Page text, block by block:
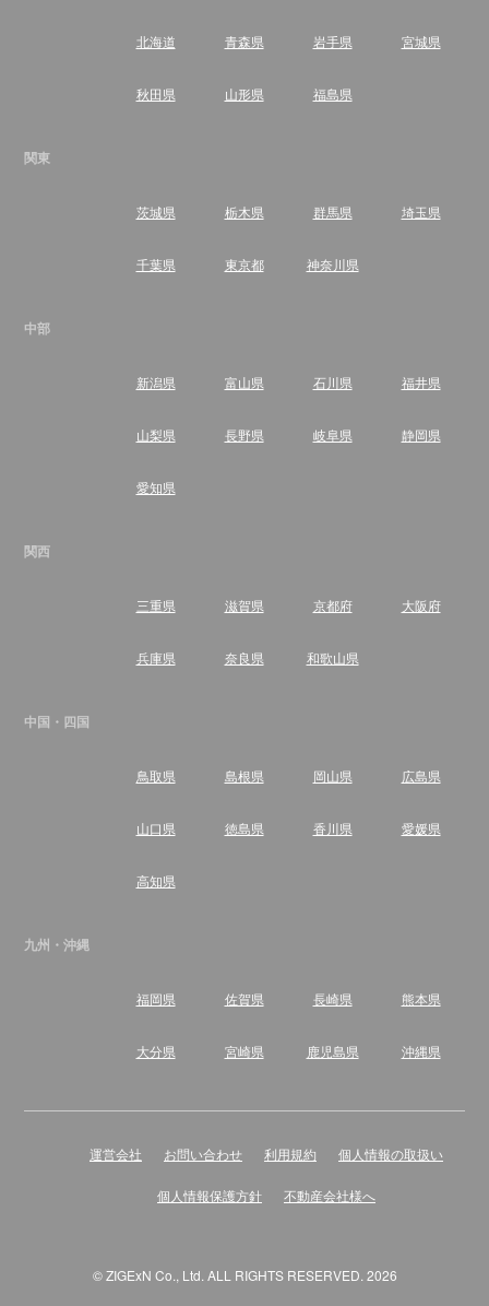
北海道 青森県 岩手県 宮城県
秋田県 山形県 福島県
関東
茨城県 栃木県 群馬県 埼玉県
千葉県 東京都 神奈川県
中部
新潟県 富山県 石川県 福井県
山梨県 長野県 岐阜県 静岡県
愛知県
関西
三重県 滋賀県 京都府 大阪府
兵庫県 奈良県 和歌山県
中国・四国
鳥取県 島根県 岡山県 広島県
山口県 徳島県 香川県 愛媛県
高知県
九州・沖縄
福岡県 佐賀県 長崎県 熊本県
大分県 宮崎県 鹿児島県 沖縄県
運営会社 お問い合わせ 利用規約 個人情報の取扱い
個人情報保護方針 不動産会社様へ
© ZIGExN Co., Ltd. ALL RIGHTS RESERVED. 2026